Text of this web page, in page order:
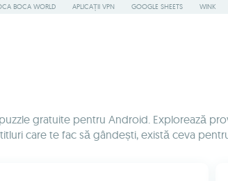
BOCA WORLD APLICAȚII VPN GOOGLE SHEETS WINK
gratuite pentru Android. Explorează
care te fac să gândești, există ceva